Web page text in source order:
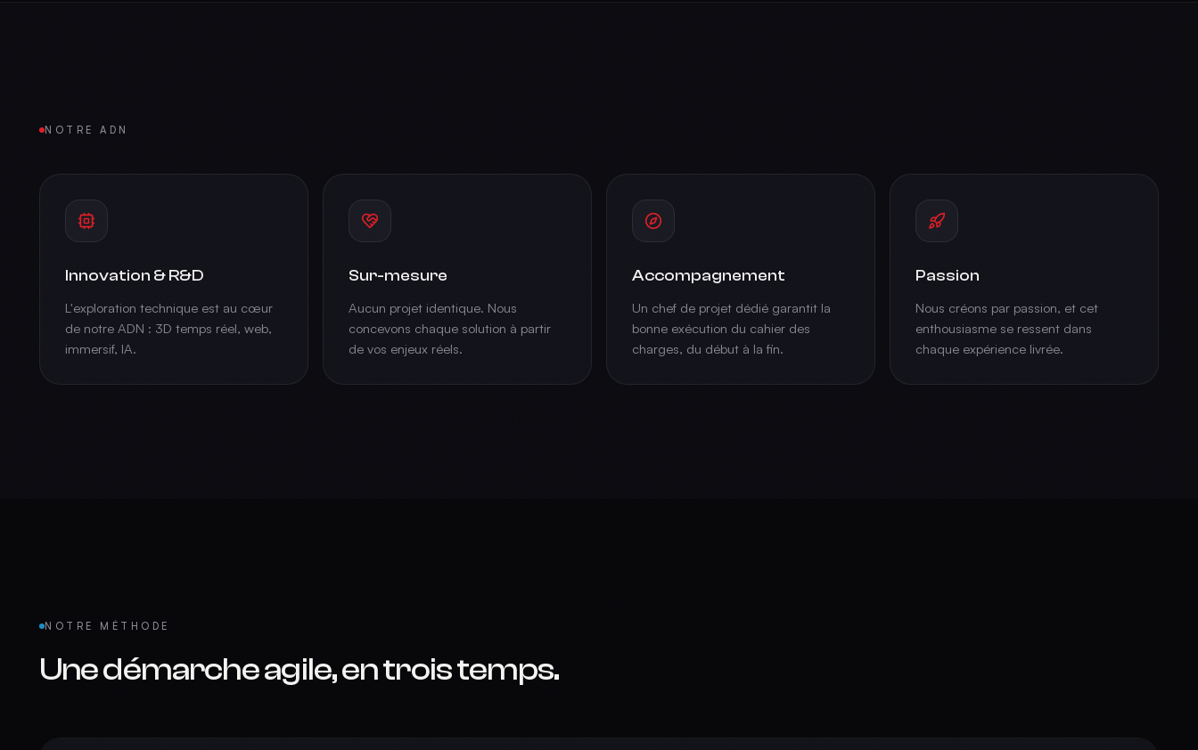
NOTRE ADN
Innovation & R&D
L'exploration technique est au cœur
de notre ADN : 3D temps réel, web,
immersif, IA.
Sur-mesure
Aucun projet identique. Nous
concevons chaque solution à partir
de vos enjeux réels.
Accompagnement
Un chef de projet dédié garantit la
bonne exécution du cahier des
charges, du début à la fin.
Passion
Nous créons par passion, et cet
enthousiasme se ressent dans
chaque expérience livrée.
NOTRE MÉTHODE
Une démarche agile, en trois temps.